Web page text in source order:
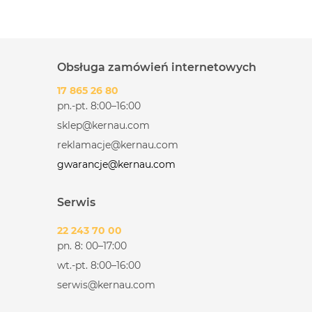
Obsługa zamówień internetowych
17 865 26 80
pn.-pt. 8:00–16:00
sklep@kernau.com
reklamacje@kernau.com
gwarancje@kernau.com
Serwis
22 243 70 00
pn. 8: 00–17:00
wt.-pt. 8:00–16:00
serwis@kernau.com